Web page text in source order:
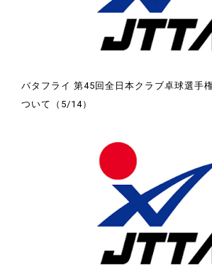
バタフライ 第45回全日本クラブ卓球選手
ついて（5/14）